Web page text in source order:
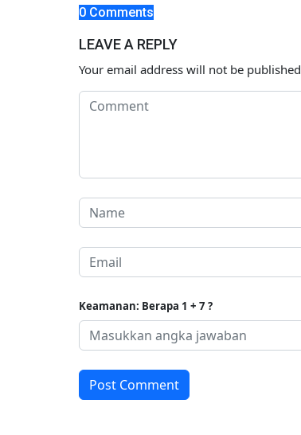
0 Comments
LEAVE A REPLY
Your email address will not be published
Keamanan: Berapa 1 + 7 ?
Post Comment